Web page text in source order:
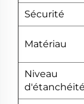
Sécurité
Matériau
Niveau
d'étanchéité